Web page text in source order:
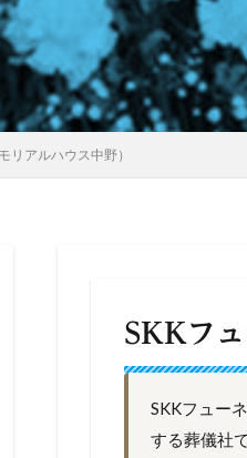
リアルハウス中野）
SKKフュ
SKKフュー
する葬儀社